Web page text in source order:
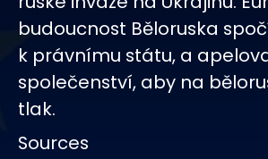
budoucnost Běloruska
k právnímu státu, a
společenství, aby na
tlak.
Sources